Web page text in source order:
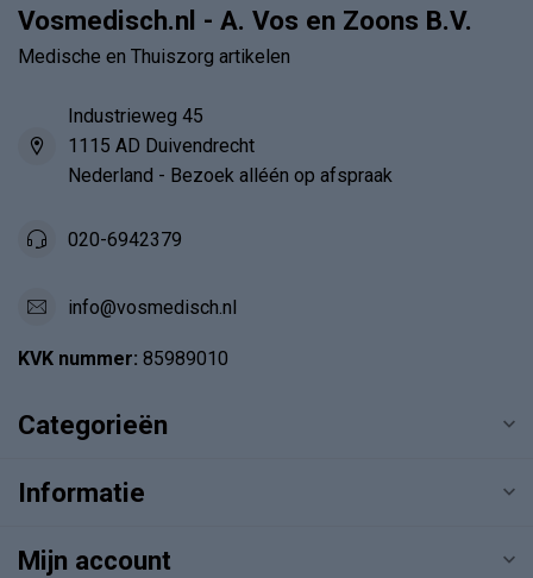
Vosmedisch.nl - A. Vos en Zoons B.V.
Medische en Thuiszorg artikelen
Industrieweg 45
1115 AD Duivendrecht
Nederland - Bezoek alléén op afspraak
020-6942379
info@vosmedisch.nl
KVK nummer: 85989010
Categorieën
Informatie
Mijn account